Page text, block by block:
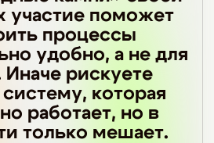
участие поможет
процессы
удобно, а не для
Иначе рискуете
которая
работает, но в
только мешает.